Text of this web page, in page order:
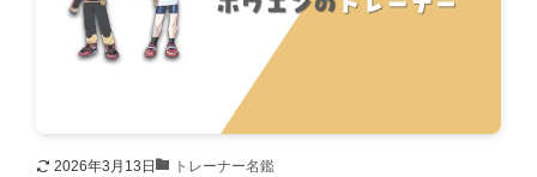
2026年3月13日 トレーナー名鑑